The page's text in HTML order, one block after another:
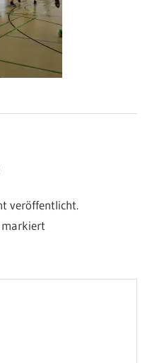
veröffentlicht.
markiert